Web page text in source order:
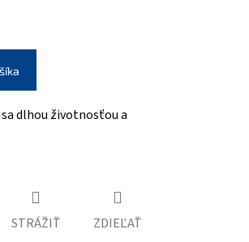
dlhou životnosťou a
STRÁŽIŤ ZDIEĽAŤ